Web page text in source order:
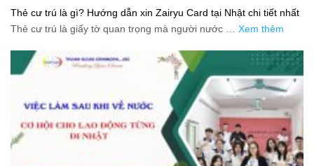
Thẻ cư trú là gì? Hướng dẫn xin Zairyu Card tại Nhật chi tiết nhất
Thẻ cư trú là giấy tờ quan trọng mà người nước … Xem thêm